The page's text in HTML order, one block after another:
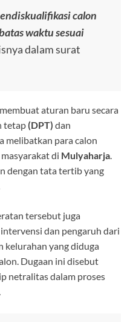
calon
waktu sesuai
dalam surat
aturan baru secara
tetap(DPT) dan
melibatkan para calon
di Mulyaharja.
dengan tata tertib yang
tersebut juga
dan pengaruh dari
yang diduga
Dugaan ini disebut
netralitas dalam proses